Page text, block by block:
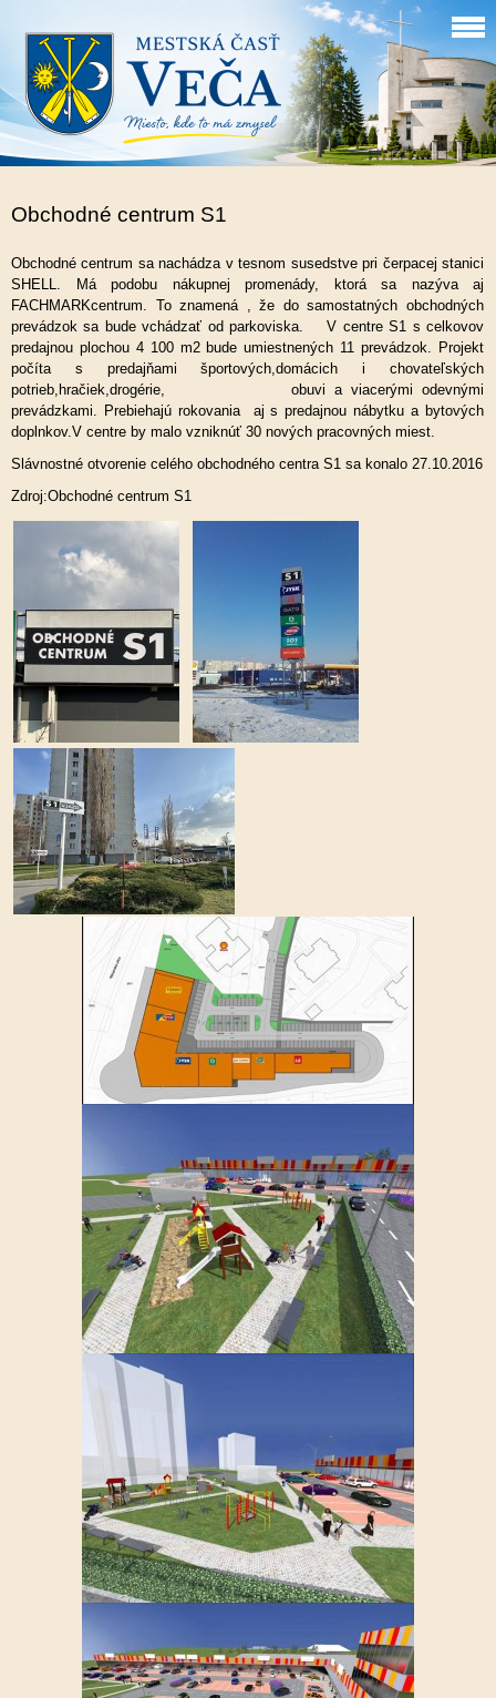
Obchodné centrum S1
Obchodné centrum sa nachádza v tesnom susedstve pri čerpacej stanici
SHELL. Má podobu nákupnej promenády, ktorá sa nazýva aj
FACHMARKcentrum. To znamená , že do samostatných obchodných
prevádzok sa bude vchádzať od parkoviska. V centre S1 s celkovov
predajnou plochou 4 100 m2 bude umiestnených 11 prevádzok. Projekt
počíta s predajňami športových,domácich i chovateľských
potrieb,hračiek,drogérie, obuvi a viacerými odevnými
prevádzkami. Prebiehajú rokovania aj s predajnou nábytku a bytových
doplnkov.V centre by malo vzniknúť 30 nových pracovných miest.
Slávnostné otvorenie celého obchodného centra S1 sa konalo 27.10.2016
Zdroj:Obchodné centrum S1